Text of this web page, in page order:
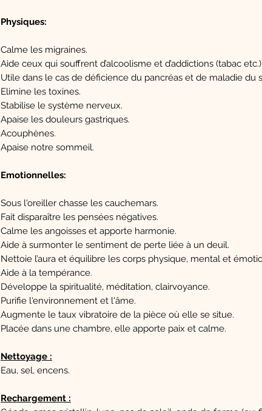
Physiques:
Calme les migraines.
Aide ceux qui souffrent d’alcoolisme et d’addictions (tabac etc.)
Utile dans le cas de déficience du pancréas et de maladie du
Elimine les toxines.
Stabilise le système nerveux.
Apaise les douleurs gastriques.
Acouphènes.
Apaise notre sommeil.
Emotionnelles:
Sous l'oreiller chasse les cauchemars.
Fait disparaître les pensées négatives.
Calme les angoisses et apporte harmonie.
Aide à surmonter le sentiment de perte liée à un deuil.
Nettoie l’aura et équilibre les corps physique, mental et
Aide à la tempérance.
Développe la spiritualité, méditation, clairvoyance.
Purifie l'environnement et l'âme.
Augmente le taux vibratoire de la pièce où elle se situe.
Placée dans une chambre, elle apporte paix et calme.
Nettoyage :
Eau, sel, encens.
Rechargement :